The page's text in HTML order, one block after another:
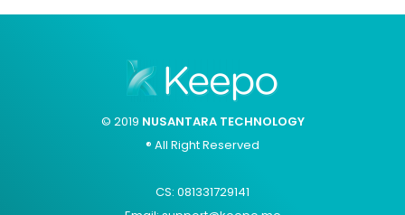
© 2019 NUSANTARA TECHNOLOGY
® All Right Reserved
CS: 081331729141